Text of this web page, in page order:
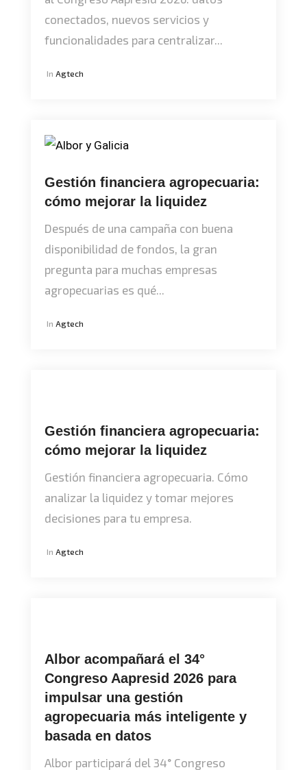
conectados, nuevos servicios y
funcionalidades para centralizar...
In Agtech
Gestión financiera agropecuaria:
cómo mejorar la liquidez
Después de una campaña con buena
disponibilidad de fondos, la gran
pregunta para muchas empresas
agropecuarias es qué...
In Agtech
Gestión financiera agropecuaria:
cómo mejorar la liquidez
Gestión financiera agropecuaria. Cómo
analizar la liquidez y tomar mejores
decisiones para tu empresa.
In Agtech
Albor acompañará el 34°
Congreso Aapresid 2026 para
impulsar una gestión
agropecuaria más inteligente y
basada en datos
Albor participará del 34° Congreso